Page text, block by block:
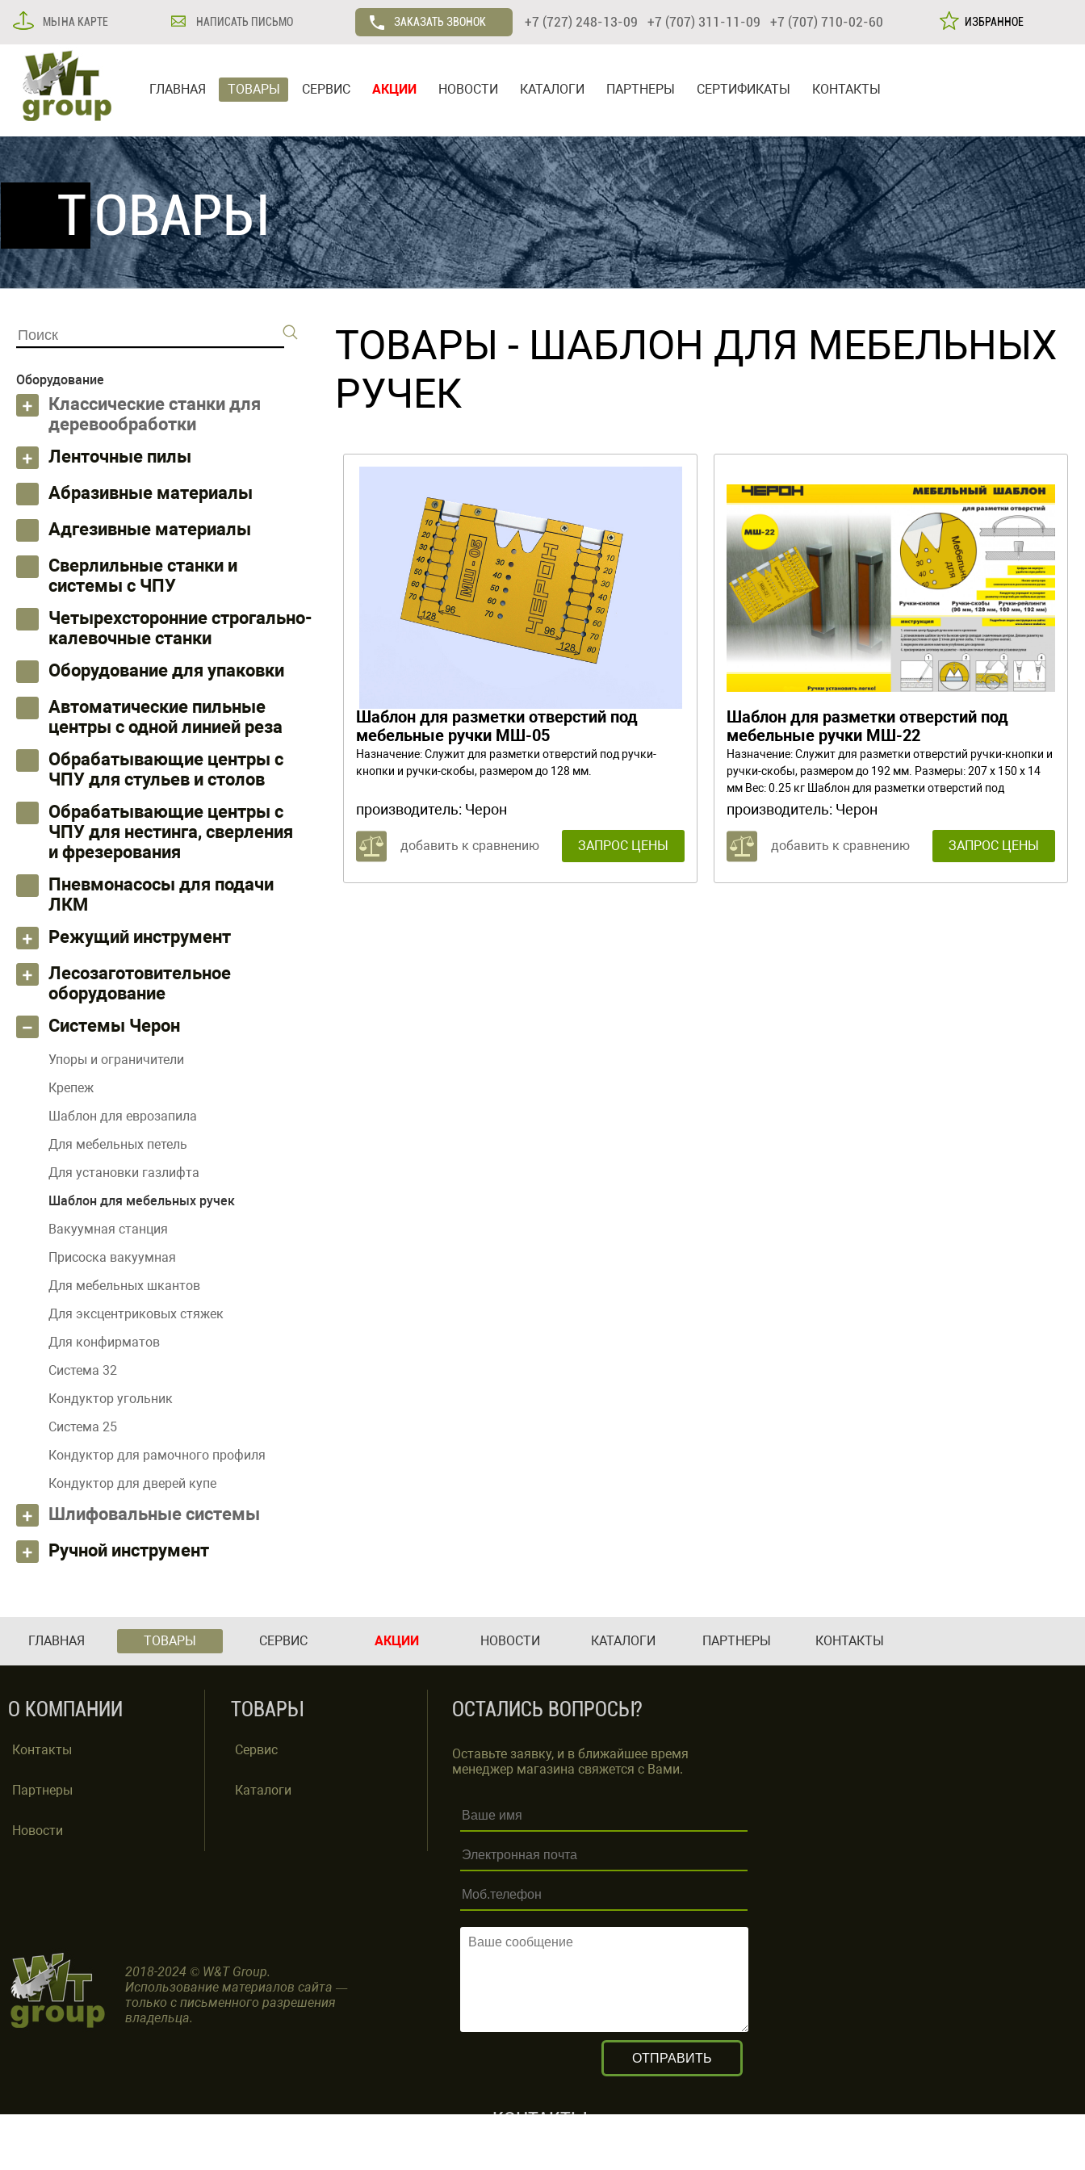
МЫ НА КАРТЕ НАПИСАТЬ ПИСЬМО ЗАКАЗАТЬ ЗВОНОК +7 (727) 248-13-09 +7 (707) 311-11-09 +7 (707) 710-02-60 ИЗБРАННОЕ
ГЛАВНАЯ ТОВАРЫ СЕРВИС АКЦИИ НОВОСТИ КАТАЛОГИ ПАРТНЕРЫ СЕРТИФИКАТЫ КОНТАКТЫ
ТОВАРЫ
Оборудование
Классические станки для
деревообработки
Ленточные пилы
Абразивные материалы
Адгезивные материалы
Сверлильные станки и
системы с ЧПУ
Четырехсторонние строгально-
калевочные станки
Оборудование для упаковки
Автоматические пильные
центры с одной линией реза
Обрабатывающие центры с
ЧПУ для стульев и столов
Обрабатывающие центры с
ЧПУ для нестинга, сверления
и фрезерования
Пневмонасосы для подачи
ЛКМ
Режущий инструмент
Лесозаготовительное
оборудование
Системы Черон
Упоры и ограничители
Крепеж
Шаблон для еврозапила
Для мебельных петель
Для установки газлифта
Шаблон для мебельных ручек
Вакуумная станция
Присоска вакуумная
Для мебельных шкантов
Для эксцентриковых стяжек
Для конфирматов
Система 32
Кондуктор угольник
Система 25
Кондуктор для рамочного профиля
Кондуктор для дверей купе
Шлифовальные системы
Ручной инструмент
ТОВАРЫ - ШАБЛОН ДЛЯ МЕБЕЛЬНЫХ
РУЧЕК
Шаблон для разметки отверстий под
мебельные ручки МШ-05
Назначение: Служит для разметки отверстий под ручки-
кнопки и ручки-скобы, размером до 128 мм.
производитель: Черон
добавить к сравнению ЗАПРОС ЦЕНЫ
Шаблон для разметки отверстий под
мебельные ручки МШ-22
Назначение: Служит для разметки отверстий ручки-кнопки и
ручки-скобы, размером до 192 мм. Размеры: 207 x 150 x 14
мм Вес: 0.25 кг Шаблон для разметки отверстий под
мебельные ручки-кнопки и ручки-скобы (96,128,160,192мм )
производитель: Черон
добавить к сравнению ЗАПРОС ЦЕНЫ
ГЛАВНАЯ ТОВАРЫ СЕРВИС АКЦИИ НОВОСТИ КАТАЛОГИ ПАРТНЕРЫ КОНТАКТЫ
О КОМПАНИИ
Контакты
Партнеры
Новости
ТОВАРЫ
Сервис
Каталоги
2018-2024 © W&T Group.
Использование материалов сайта —
только с письменного разрешения
владельца.
ОСТАЛИСЬ ВОПРОСЫ?
Оставьте заявку, и в ближайшее время
менеджер магазина свяжется с Вами.
КОНТАКТЫ